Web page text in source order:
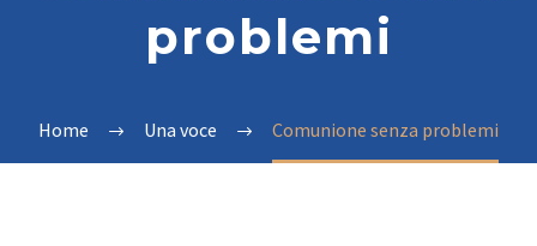
problemi
Home Una voce Comunione senza problemi